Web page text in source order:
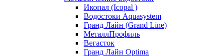
Икопал (Icopal )
Водостоки Aquasystem
Гранд Лайн (Grand Line)
МеталлПрофиль
Вегасток
Гранд Лайн Optima